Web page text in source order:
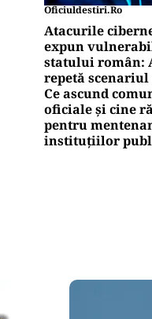
Oficiuldestiri.ro
Atacurile
expun
statului român:
repetă scenariul
Ce ascund
oficiale și cine
pentru
instituțiilor